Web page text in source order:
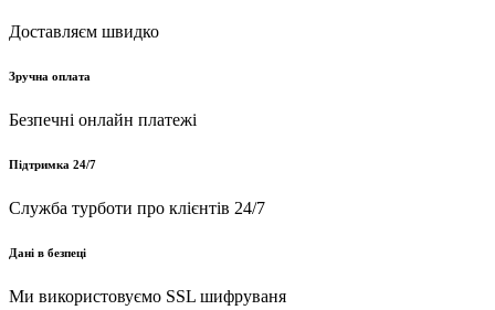
Доставляєм швидко
Зручна оплата
Безпечні онлайн платежі
Підтримка 24/7
Служба турботи про клієнтів 24/7
Дані в безпеці
Ми використовуємо SSL шифруваня